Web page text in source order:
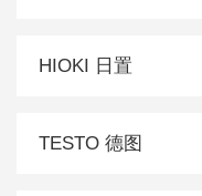
HIOKI 日置
TESTO 德图